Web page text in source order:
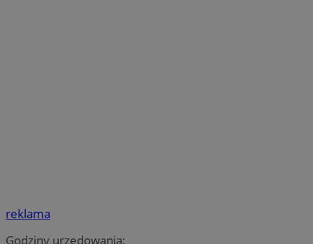
reklama
Godziny urzędowania: